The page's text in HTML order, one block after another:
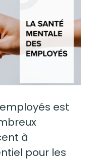
est
à
pour les